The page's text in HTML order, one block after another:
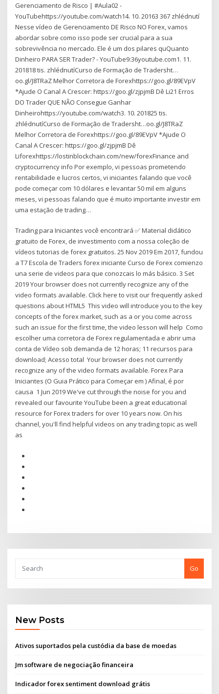
Gerenciamento de Risco | #Aula02 -
YouTubehttps://youtube.com/watch14. 10. 20163 367 zhlédnutí
Nesse vídeo de Gerenciamento DE Risco NO Forex, vamos
abordar sobre como isso pode ser crucial para a sua
sobrevivência no mercado. Ele é um dos pilares quQuanto
Dinheiro PARA SER Trader? - YouTube9:36youtube.com1. 11.
201818 tis. zhlédnutíCurso de Formação de Tradersht…
oo.gl/J8TRaZ Melhor Corretora de Forexhttps://goo.gl/89EVpV
*Ajude O Canal A Crescer: https://goo.gl/zjpjmB Dê Li21 Erros
DO Trader QUE NÃO Consegue Ganhar
Dinheirohttps://youtube.com/watch3. 10. 201825 tis.
zhlédnutíCurso de Formação de Tradersht…oo.gl/J8TRaZ
Melhor Corretora de Forexhttps://goo.gl/89EVpV *Ajude O
Canal A Crescer: https://goo.gl/zjpjmB Dê
Liforexhttps://lostinblockchain.com/new/forexFinance and
cryptocurrency info Por exemplo, vi pessoas prometendo
rentabilidade e lucros certos, vi iniciantes falando que você
pode começar com 10 dólares e levantar 50 mil em alguns
meses, vi pessoas falando que é muito importante investir em
uma estação de trading…
Trading para Iniciantes você encontrará ✅ Material didático
gratuito de Forex, de investimento com a nossa coleção de
vídeos tutorias de forex gratuitos. 25 Nov 2019 Em 2017, fundou
a T7 Escola de Traders forex iniciante Curso de Forex comienzo
una serie de videos para que conozcais lo más básico. 3 Set
2019 Your browser does not currently recognize any of the
video formats available. Click here to visit our frequently asked
questions about HTML5 This video will introduce you to the key
concepts of the forex market, such as a or you come across
such an issue for the first time, the video lesson will help Como
escolher uma corretora de Forex regulamentada e abrir uma
conta de Vídeo sob demanda de 12 horas; 11 recursos para
download; Acesso total Your browser does not currently
recognize any of the video formats available. Forex Para
Iniciantes (O Guia Prático para Começar em ) Afinal, é por
causa 1 Jun 2019 We've cut through the noise for you and
revealed our favourite YouTube been a great educational
resource for Forex traders for over 10 years now. On his
channel, you'll find helpful videos on any trading topic as well
as
Go
New Posts
Ativos suportados pela custódia da base de moedas
Jm software de negociação financeira
Indicador forex sentiment download grátis